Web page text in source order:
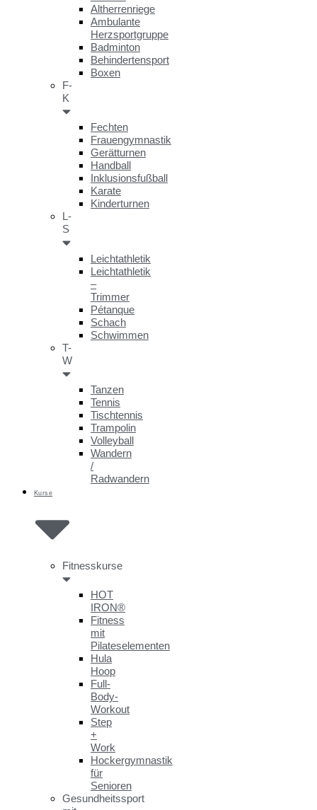
Altherrenriege
Ambulante
Herzsportgruppe
Badminton
Behindertensport
Boxen
F-
K
Fechten
Frauengymnastik
Gerätturnen
Handball
Inklusionsfußball
Karate
Kinderturnen
L-
S
Leichtathletik
Leichtathletik
–
Trimmer
Pétanque
Schach
Schwimmen
T-
W
Tanzen
Tennis
Tischtennis
Trampolin
Volleyball
Wandern
/
Radwandern
Kurse
Fitnesskurse
HOT
IRON®
Fitness
mit
Pilateselementen
Hula
Hoop
Full-
Body-
Workout
Step
+
Work
Hockergymnastik
für
Senioren
Gesundheitssport